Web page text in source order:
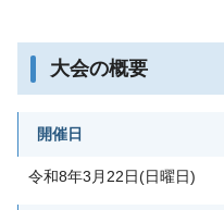
大会の概要
開催日
令和8年3月22日(日曜日)